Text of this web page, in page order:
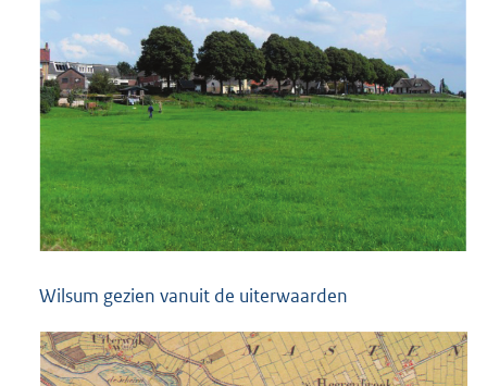
Wilsum gezien vanuit de uiterwaarden